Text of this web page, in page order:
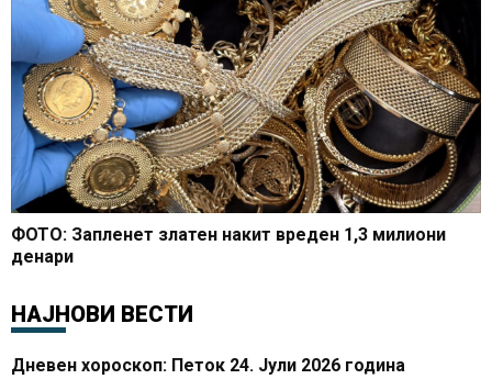
ФОТО: Запленет златен накит вреден 1,3 милиони
денари
НАЈНОВИ ВЕСТИ
Дневен хороскоп: Петок 24. Јули 2026 година